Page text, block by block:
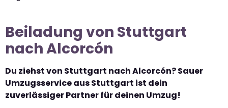
Beiladung von Stuttgart
nach Alcorcón
Du ziehst von Stuttgart nach Alcorcón? Sauer
Umzugsservice aus Stuttgart ist dein
zuverlässiger Partner für deinen Umzug!